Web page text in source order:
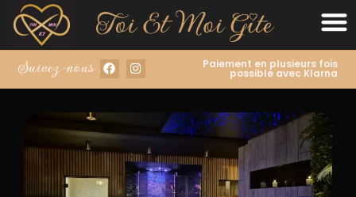
Suivez-nous : Paiement en plusieurs fois
possible avec Klarna